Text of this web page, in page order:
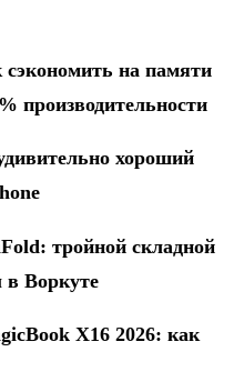
на памяти
производительности
хороший
тройной складной
в Воркуте
X16 2026: как